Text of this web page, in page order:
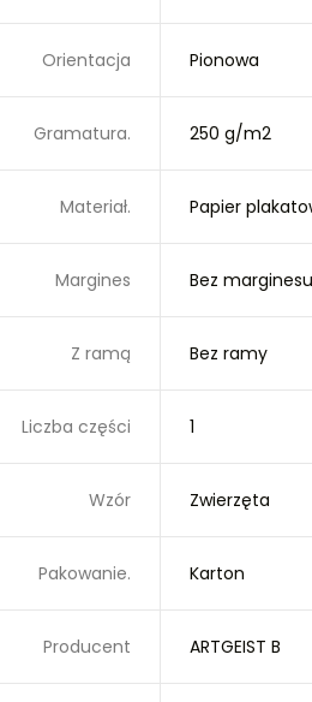
Orientacja Pionowa
Gramatura. 250 g/m2
Materiał. Papier
Margines Bez marginesu
Z ramą Bez ramy
Liczba części 1
Wzór Zwierzęta
Pakowanie. Karton
Producent ARTGEIST B